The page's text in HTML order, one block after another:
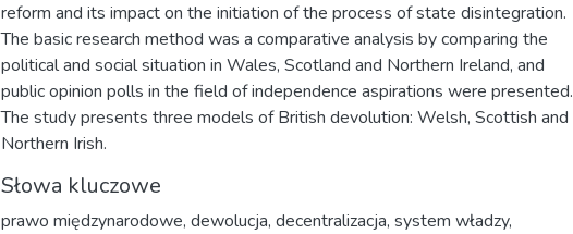
reform and its impact on the initiation of the process of state disintegration.
The basic research method was a comparative analysis by comparing the
political and social situation in Wales, Scotland and Northern Ireland, and
public opinion polls in the field of independence aspirations were presented.
The study presents three models of British devolution: Welsh, Scottish and
Northern Irish.
Słowa kluczowe
prawo międzynarodowe, dewolucja, decentralizacja, system władzy,